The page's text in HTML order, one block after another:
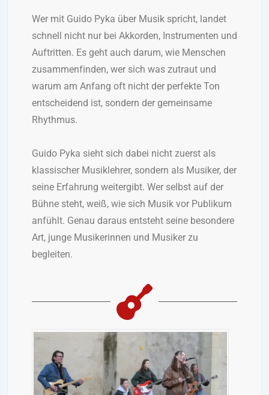
Wer mit Guido Pyka über Musik spricht, landet
schnell nicht nur bei Akkorden, Instrumenten und
Auftritten. Es geht auch darum, wie Menschen
zusammenfinden, wer sich was zutraut und
warum am Anfang oft nicht der perfekte Ton
entscheidend ist, sondern der gemeinsame
Rhythmus.
Guido Pyka sieht sich dabei nicht zuerst als
klassischer Musiklehrer, sondern als Musiker, der
seine Erfahrung weitergibt. Wer selbst auf der
Bühne steht, weiß, wie sich Musik vor Publikum
anfühlt. Genau daraus entsteht seine besondere
Art, junge Musikerinnen und Musiker zu
begleiten.